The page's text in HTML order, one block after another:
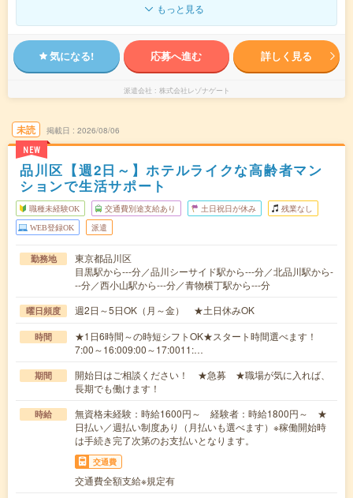
もっと見る
気になる! 応募へ進む 詳しく見る
派遣会社 株式会社レゾナゲート
未読
NEW
掲載日 2026/08/06
品川区【週2日～】ホテルライクな高齢者マン
ションで生活サポート
職種未経験OK 交通費別途支給あり 土日祝日が休み 残業なし
WEB登録OK 派遣
勤務地
東京都品川区
目黒駅から---分／品川シーサイド駅から---分／北品川駅から-
--分／西小山駅から---分／青物横丁駅から---分
曜日頻度 週2日～5日OK（月～金） ★土日休みOK
時間
★1日6時間～の時短シフトOK★スタート時間選べます！
7:00～16:009:00～17:0011:…
期間
開始日はご相談ください！ ★急募 ★職場が気に入れば、
長期でも働けます！
時給
無資格未経験：時給1600円～ 経験者：時給1800円～ ★
日払い／週払い制度あり（月払いも選べます）※稼働開始時
は手続き完了次第のお支払いとなります。
交通費
交通費全額支給※規定有